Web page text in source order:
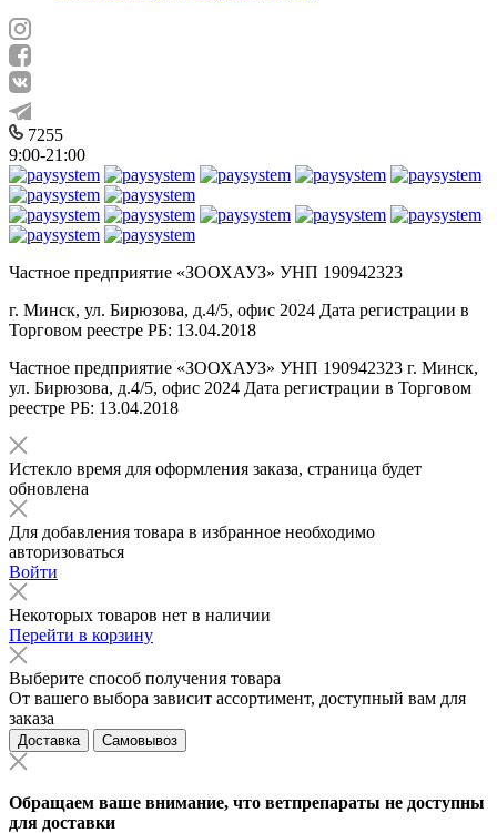
7255
9:00-21:00
Частное предприятие «ЗООХАУЗ» УНП 190942323
г. Минск, ул. Бирюзова, д.4/5, офис 2024 Дата регистрации в
Торговом реестре РБ: 13.04.2018
Частное предприятие «ЗООХАУЗ» УНП 190942323 г. Минск,
ул. Бирюзова, д.4/5, офис 2024 Дата регистрации в Торговом
реестре РБ: 13.04.2018
Истекло время для оформления заказа, страница будет
обновлена
Для добавления товара в избранное необходимо
авторизоваться
Войти
Некоторых товаров нет в наличии
Перейти в корзину
Выберите способ получения товара
От вашего выбора зависит ассортимент, доступный вам для
заказа
Доставка Самовывоз
Обращаем ваше внимание, что ветпрепараты не доступны
для доставки